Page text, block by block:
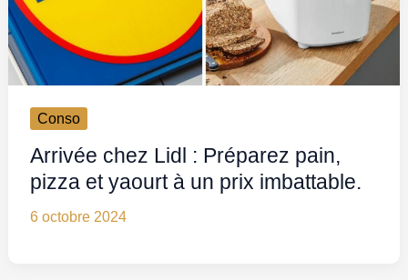
Conso
Arrivée chez Lidl : Préparez pain,
pizza et yaourt à un prix imbattable.
6 octobre 2024